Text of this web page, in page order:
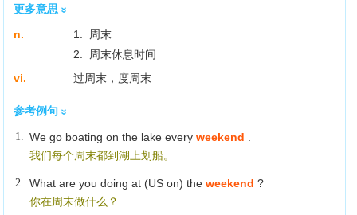
更多意思
n.
1. 周末
2. 周末休息时间
vi.
过周末，度周末
参考例句
1. We go boating on the lake every weekend
我们每个周末都到湖上划船。
2. What are you doing at (US on) the weekend?
你在周末做什么？